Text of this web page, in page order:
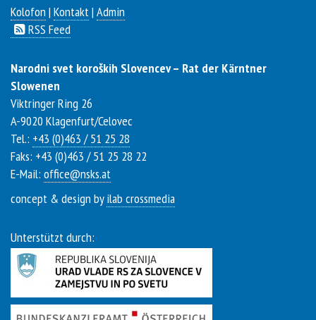
Kolofon |Kontakt|Admin
RSS Feed
Narodni svet koroških Slovencev – Rat der Kärntner
Slowenen
Viktringer Ring 26
A-9020 Klagenfurt/Celovec
Tel.: +43 (0)463 / 51 25 28
Faks: +43 (0)463 / 51 25 28 22
E-Mail: office@nsks.at
concept & design by ilab crossmedia
Unterstützt durch: